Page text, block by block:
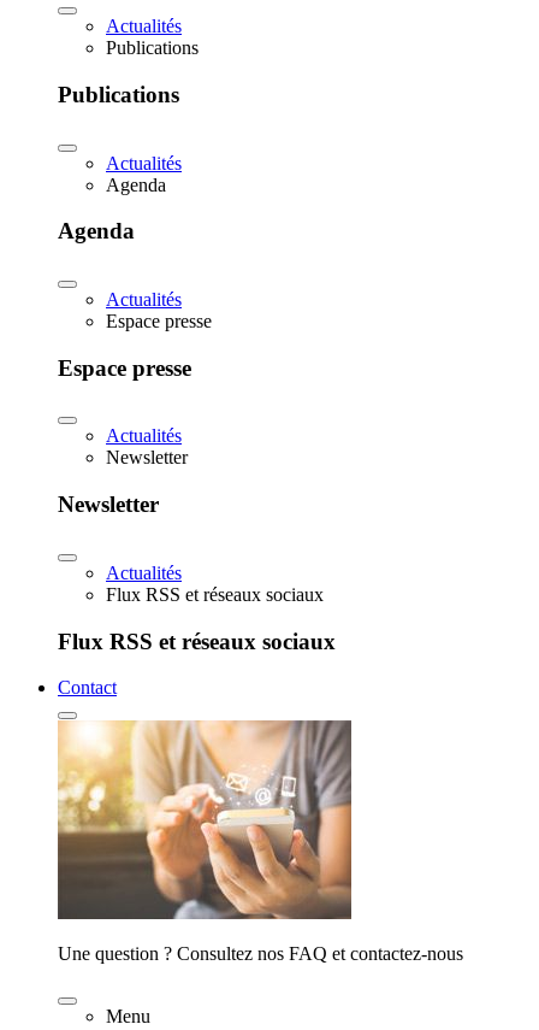
Actualités
Publications
Publications
Actualités
Agenda
Agenda
Actualités
Espace presse
Espace presse
Actualités
Newsletter
Newsletter
Actualités
Flux RSS et réseaux sociaux
Flux RSS et réseaux sociaux
Contact
Une question ? Consultez nos FAQ et contactez-nous
Menu